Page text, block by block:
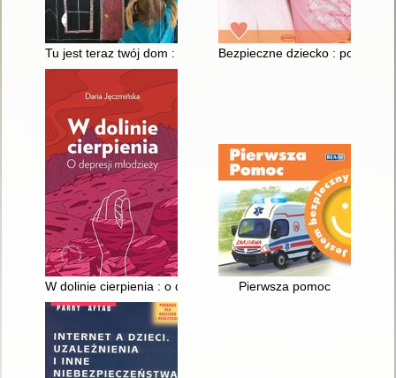
Tu jest teraz twój dom : adopcja w PolsceBezpieczne dziecko : poradnik
W dolinie cierpienia : o depresji młodzieżyPierwsza pomoc